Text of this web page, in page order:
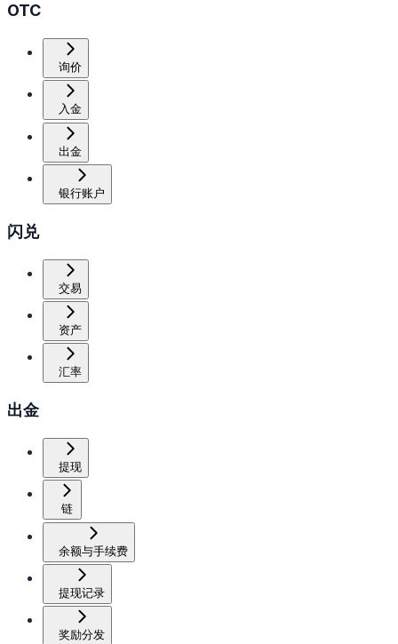
OTC
询价
入金
出金
银行账户
闪兑
交易
资产
汇率
出金
提现
链
余额与手续费
提现记录
奖励分发